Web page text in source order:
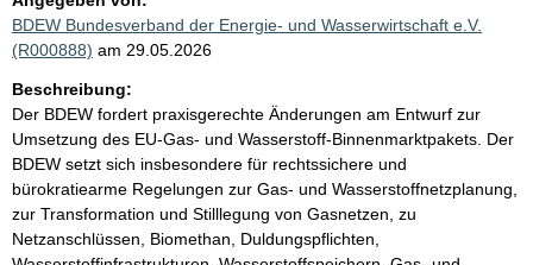
BDEW Bundesverband der Energie- und Wasserwirtschaft e.V.
(R000888) am 29.05.2026
Beschreibung:
Der BDEW fordert praxisgerechte Änderungen am Entwurf zur
Umsetzung des EU-Gas- und Wasserstoff-Binnenmarktpakets. Der
BDEW setzt sich insbesondere für rechtssichere und
bürokratiearme Regelungen zur Gas- und Wasserstoffnetzplanung,
zur Transformation und Stilllegung von Gasnetzen, zu
Netzanschlüssen, Biomethan, Duldungspflichten,